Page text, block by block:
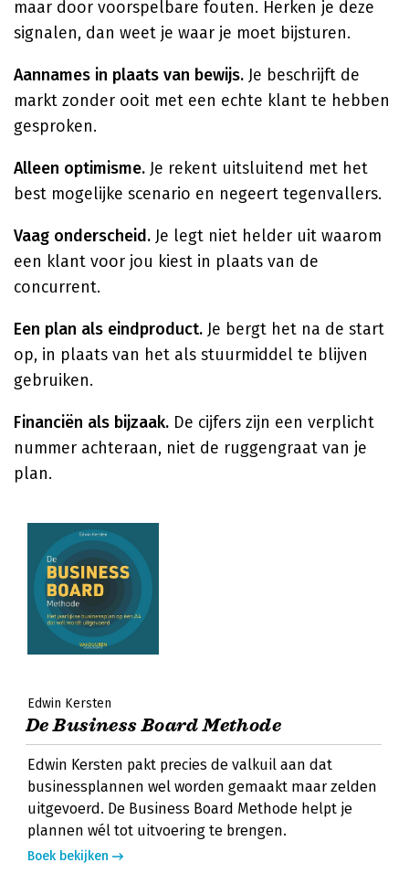
maar door voorspelbare fouten. Herken je deze
signalen, dan weet je waar je moet bijsturen.
Aannames in plaats van bewijs. Je beschrijft de
markt zonder ooit met een echte klant te hebben
gesproken.
Alleen optimisme. Je rekent uitsluitend met het
best mogelijke scenario en negeert tegenvallers.
Vaag onderscheid. Je legt niet helder uit waarom
een klant voor jou kiest in plaats van de
concurrent.
Een plan als eindproduct. Je bergt het na de start
op, in plaats van het als stuurmiddel te blijven
gebruiken.
Financiën als bijzaak. De cijfers zijn een verplicht
nummer achteraan, niet de ruggengraat van je
plan.
Edwin Kersten
De Business Board Methode
Edwin Kersten pakt precies de valkuil aan dat
businessplannen wel worden gemaakt maar zelden
uitgevoerd. De Business Board Methode helpt je
plannen wél tot uitvoering te brengen.
Boek bekijken